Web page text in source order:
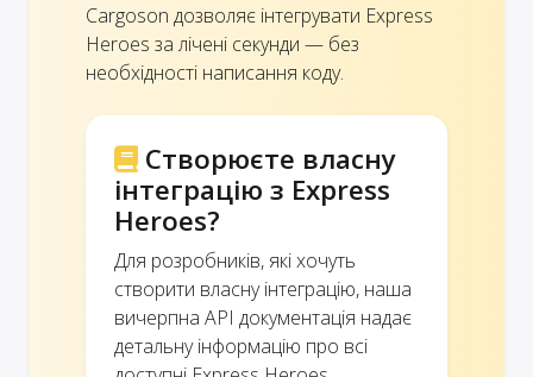
Cargoson дозволяє інтегрувати Express
Heroes за лічені секунди — без
необхідності написання коду.
Створюєте власну
інтеграцію з Express
Heroes?
Для розробників, які хочуть
створити власну інтеграцію, наша
вичерпна API документація надає
детальну інформацію про всі